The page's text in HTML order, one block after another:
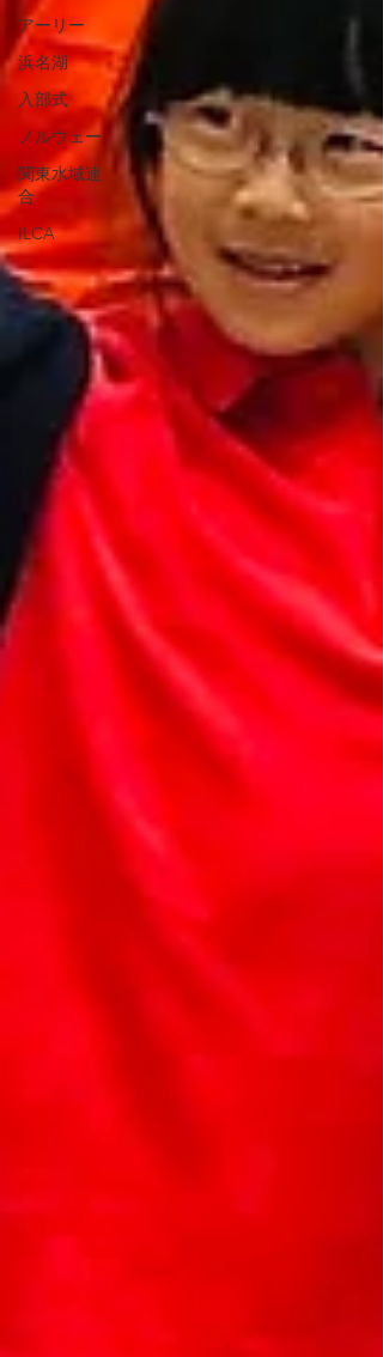
アーリー
浜名湖
入部式
ノルウェー
関東水域連
合
ILCA